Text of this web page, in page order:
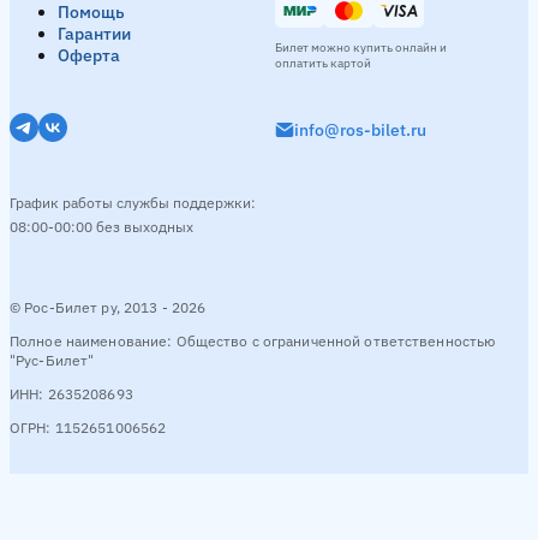
Помощь
Гарантии
Оферта
© Рос-Билет ру, 2013 - 2026
Полное наименование: Общество с ограниченной ответственностью
"Рус-Билет"
ИНН: 2635208693
ОГРН: 1152651006562
info@ros-bilet.ru
График работы службы поддержки:
08:00-00:00 без выходных
Билет можно купить онлайн и
оплатить картой